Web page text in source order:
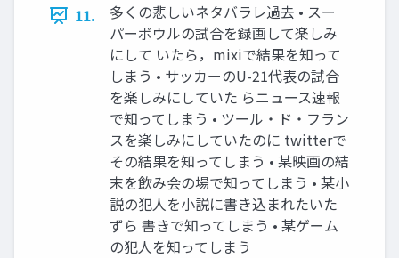
11.
多くの悲しいネタバラレ過去 • スー
パーボウルの試合を録画して楽しみ
にして いたら，mixiで結果を知って
しまう • サッカーのU-21代表の試合
を楽しみにしていた らニュース速報
で知ってしまう • ツール・ド・フラン
スを楽しみにしていたのに twitterで
その結果を知ってしまう • 某映画の結
末を飲み会の場で知ってしまう • 某小
説の犯人を小説に書き込まれたいた
ずら 書きで知ってしまう • 某ゲーム
の犯人を知ってしまう